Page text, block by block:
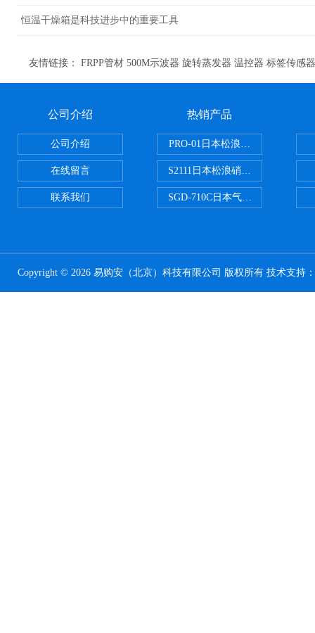
恒温干燥箱是科技进步中的重要工具
友情链接： FRPP管材 500M示波器 旋转蒸发器 温控器 标签传感器
公司介绍
公司介绍
在线留言
联系我们
热销产品
PRO-01日本松浪硝子玻璃制品载
S2111日本松浪硝子载玻片
SGD-710C日本气体分割器
Copyright © 2026 易购安（北京）科技有限公司 版权所有 技术支持：